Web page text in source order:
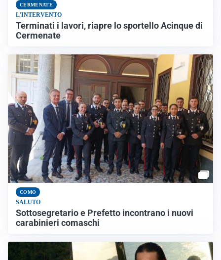
CERMENATE
L'INTERVENTO
Terminati i lavori, riapre lo sportello Acinque di
Cermenate
COMO
SALUTO
Sottosegretario e Prefetto incontrano i nuovi
carabinieri comaschi